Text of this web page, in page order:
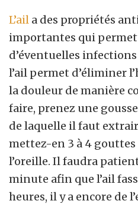
L’ail a des propriétés
importantes qui
d’éventuelles
l’ail permet d’éliminer
la douleur de manière
faire, prenez une
de laquelle il faut
mettez-en 3 à 4
l’oreille. Il faudra
minute afin que l’ail
heures, il y a encore de